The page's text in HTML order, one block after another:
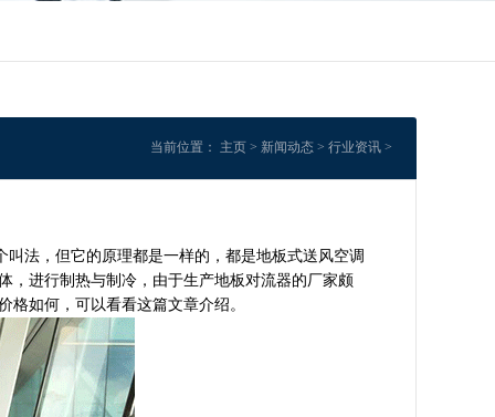
当前位置： 主页> 新闻动态> 行业资讯>
法，但它的原理都是一样的，都是地板式送风空调
，进行制热与制冷，由于生产地板对流器的厂家颇
如何，可以看看这篇文章介绍。